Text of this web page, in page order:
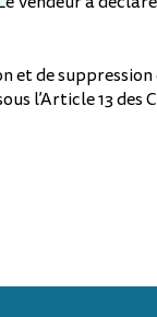
et de
l’Article 13 des